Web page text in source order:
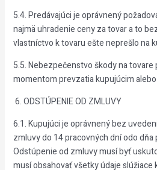
5.4. Predávajúci je oprávnený
najmä uhradenie ceny za tovar a to
vlastníctvo k tovaru ešte neprešlo na
5.5. Nebezpečenstvo škody na
momentom prevzatia kupujúcim
6. ODSTÚPENIE OD ZMLUVY
6.1. Kupujúci je oprávnený bez
zmluvy do 14 pracovných dní odo dňa
Odstúpenie od zmluvy musí byť
musí obsahovať všetky údaje